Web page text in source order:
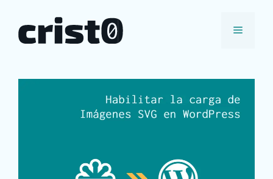
contenido
Menú